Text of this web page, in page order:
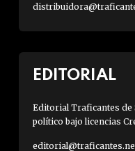
EDITORIAL
Editorial Traficantes de
político bajo licencias